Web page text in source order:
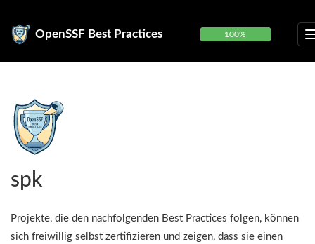
OpenSSF Best Practices 100%
spk
Projekte, die den nachfolgenden Best Practices folgen, können
sich freiwillig selbst zertifizieren und zeigen, dass sie einen